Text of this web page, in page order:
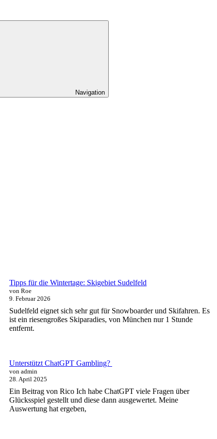
Navigation
Tipps für die Wintertage: Skigebiet Sudelfeld
von Roe
9. Februar 2026
Sudelfeld eignet sich sehr gut für Snowboarder und Skifahren. Es
ist ein riesengroßes Skiparadies, von München nur 1 Stunde
entfernt.
Unterstützt ChatGPT Gambling?
von admin
28. April 2025
Ein Beitrag von Rico Ich habe ChatGPT viele Fragen über
Glücksspiel gestellt und diese dann ausgewertet. Meine
Auswertung hat ergeben,